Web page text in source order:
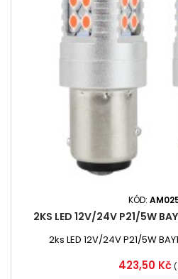
KÓD:
2KS LED 12V/24V P21/5W
2ks LED 12V/24V P21/5W
Cena
423,50 Kč